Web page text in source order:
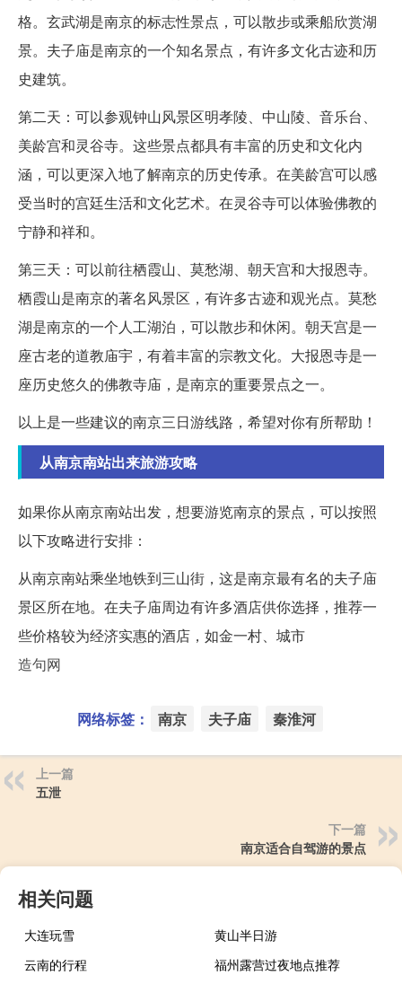
格。玄武湖是南京的标志性景点，可以散步或乘船欣赏湖
景。夫子庙是南京的一个知名景点，有许多文化古迹和历
史建筑。
第二天：可以参观钟山风景区明孝陵、中山陵、音乐台、
美龄宫和灵谷寺。这些景点都具有丰富的历史和文化内
涵，可以更深入地了解南京的历史传承。在美龄宫可以感
受当时的宫廷生活和文化艺术。在灵谷寺可以体验佛教的
宁静和祥和。
第三天：可以前往栖霞山、莫愁湖、朝天宫和大报恩寺。
栖霞山是南京的著名风景区，有许多古迹和观光点。莫愁
湖是南京的一个人工湖泊，可以散步和休闲。朝天宫是一
座古老的道教庙宇，有着丰富的宗教文化。大报恩寺是一
座历史悠久的佛教寺庙，是南京的重要景点之一。
以上是一些建议的南京三日游线路，希望对你有所帮助！
从南京南站出来旅游攻略
如果你从南京南站出发，想要游览南京的景点，可以按照
以下攻略进行安排：
从南京南站乘坐地铁到三山街，这是南京最有名的夫子庙
景区所在地。在夫子庙周边有许多酒店供你选择，推荐一
些价格较为经济实惠的酒店，如金一村、城市
造句网
网络标签： 南京 夫子庙 秦淮河
上一篇
五泄
下一篇
南京适合自驾游的景点
相关问题
大连玩雪
黄山半日游
云南的行程
福州露营过夜地点推荐